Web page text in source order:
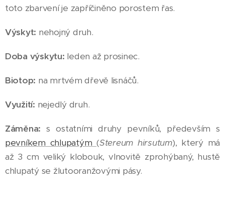
toto zbarvení je zapříčiněno porostem řas.
Výskyt: nehojný druh.
Doba výskytu: leden až prosinec.
Biotop: na mrtvém dřevě lisnáčů.
Využití: nejedlý druh.
Záměna: s ostatními druhy pevníků, především s
pevníkem chlupatým(Stereum hirsutum), který má
až 3 cm veliký klobouk, vlnovitě zprohýbaný, hustě
chlupatý se žlutooranžovými pásy.